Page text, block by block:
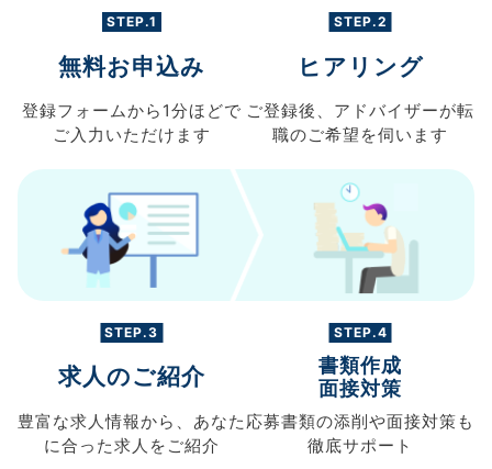
STEP.1
無料お申込み
登録フォームから 1分ほどで
ご入力 いただけます
STEP.2
ヒアリング
ご登録後、 アドバイザーが転
職のご希望を伺います
STEP.3
求人のご紹介
豊富な求人情報から、 あなた
に合った求人を ご紹介
STEP.4
書類作成
面接対策
応募書類の添削や面接対策も
徹底サポート